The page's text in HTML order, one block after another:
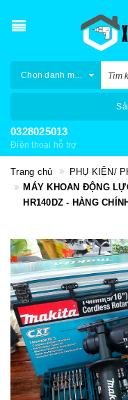
Chọn danh mục
0328025013
Điện thoại hỗ trợ
Trang chủ
PHỤ KIỆN/
MÁY KHOAN ĐỘNG
HR140DZ - HÀNG